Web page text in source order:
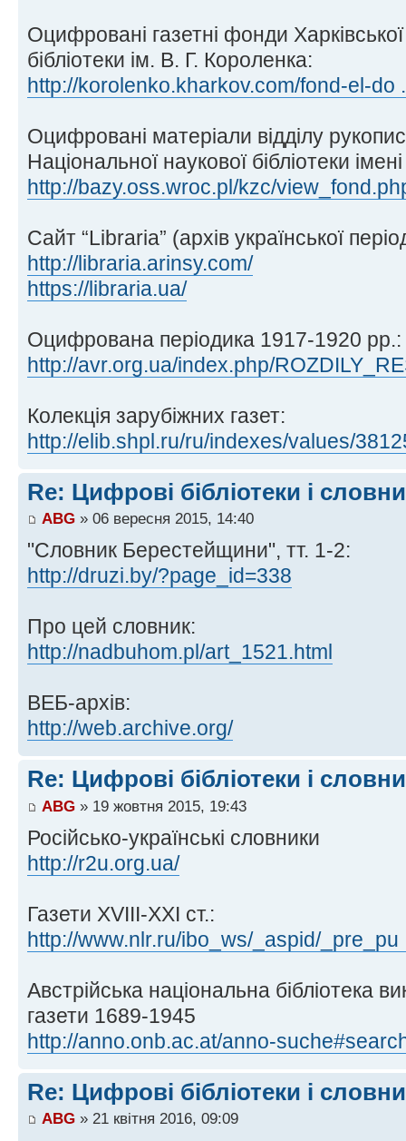
Оцифровані газетні фонди
бібліотеки ім. В. Г. Короленка:
http://korolenko.kharkov.com/fond-el-do
Оцифровані матеріали відділу
Національної наукової бібліотеки
http://bazy.oss.wroc.pl/kzc/
Сайт “Libraria” (архів української
http://libraria.arinsy.com/
https://libraria.ua/
Оцифрована періодика 1917-1920 рр.:
http://avr.org.ua/index.php/
Колекція зарубіжних газет:
http://elib.shpl.ru/ru/indexes/values/
Re: Цифрові бібліотеки і
ABG » 06 вересня 2015, 14:40
"Словник Берестейщини", тт. 1-2:
http://druzi.by/?page_id=338
Про цей словник:
http://nadbuhom.pl/art_1521.html
ВЕБ-архів:
http://web.archive.org/
Re: Цифрові бібліотеки і
ABG » 19 жовтня 2015, 19:43
Російсько-українські словники
http://r2u.org.ua/
Газети ХVIII-XXI ст.:
http://www.nlr.ru/ibo_ws/_aspid/_pre_pu
Австрійська національна бібліотека
газети 1689-1945
http://anno.onb.ac.at/anno-
Re: Цифрові бібліотеки і
ABG » 21 квітня 2016, 09:09